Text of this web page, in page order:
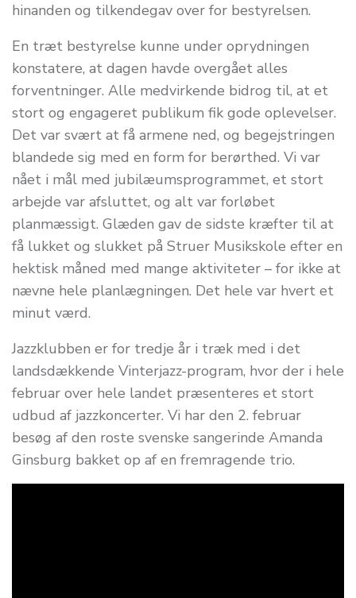
hinanden og tilkendegav over for bestyrelsen.
En træt bestyrelse kunne under oprydningen
konstatere, at dagen havde overgået alles
forventninger. Alle medvirkende bidrog til, at et
stort og engageret publikum fik gode oplevelser.
Det var svært at få armene ned, og begejstringen
blandede sig med en form for berørthed. Vi var
nået i mål med jubilæumsprogrammet, et stort
arbejde var afsluttet, og alt var forløbet
planmæssigt. Glæden gav de sidste kræfter til at
få lukket og slukket på Struer Musikskole efter en
hektisk måned med mange aktiviteter – for ikke at
nævne hele planlægningen. Det hele var hvert et
minut værd.
Jazzklubben er for tredje år i træk med i det
landsdækkende Vinterjazz-program, hvor der i hele
februar over hele landet præsenteres et stort
udbud af jazzkoncerter. Vi har den 2. februar
besøg af den roste svenske sangerinde Amanda
Ginsburg bakket op af en fremragende trio.